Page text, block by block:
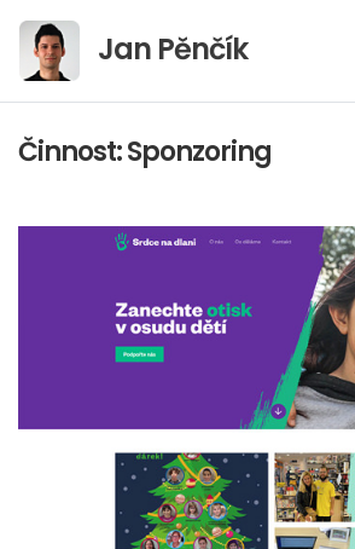
Přejít
obsah
Jan Pěnčík
Činnost:Sponzoring